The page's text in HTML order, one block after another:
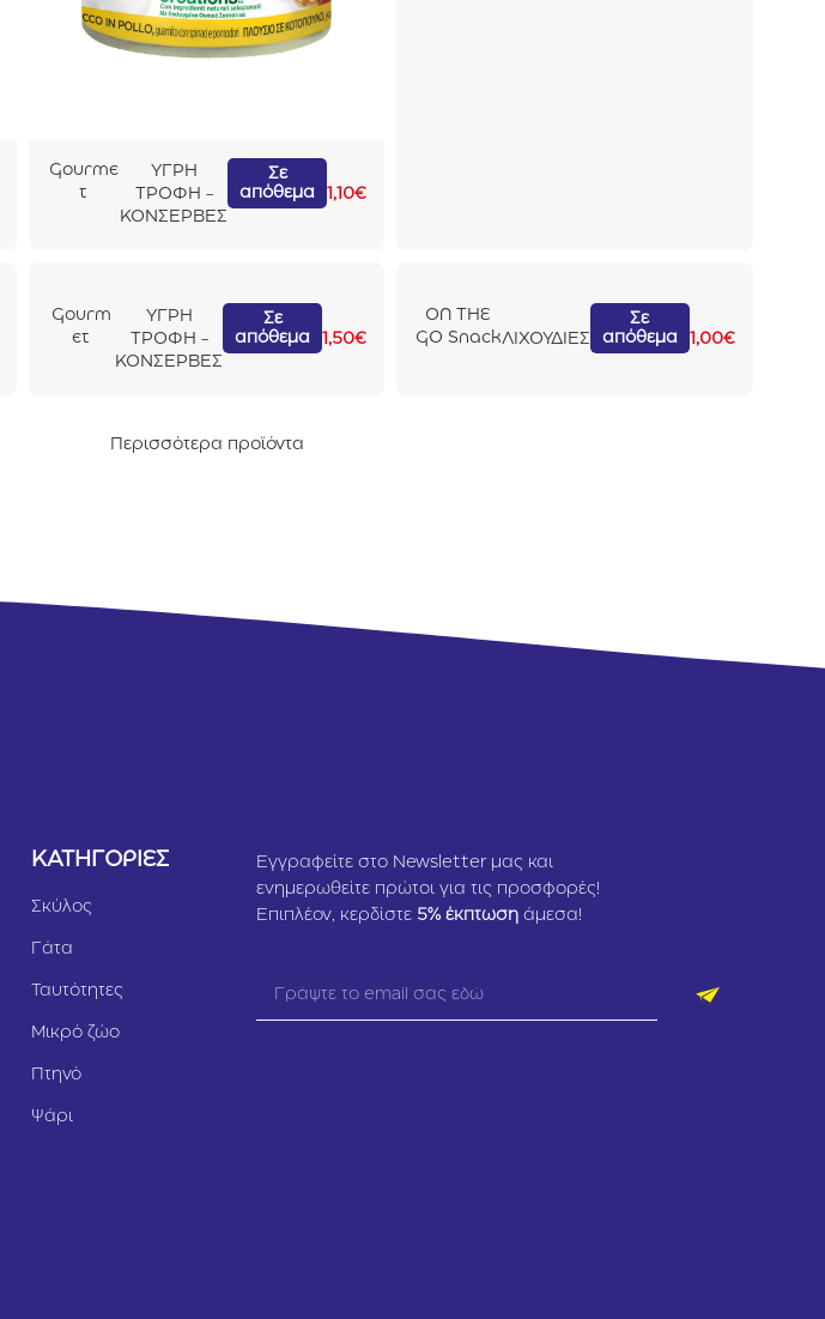
Gourme
t
ΥΓΡΗ
ΤΡΟΦΗ -
ΚΟΝΣΕΡΒΕΣ
Σε
απόθεμα
1,10€
Gourm
et
ΥΓΡΗ
ΤΡΟΦΗ -
ΚΟΝΣΕΡΒΕΣ
Σε
απόθεμα
1,50€
ON THE
GO SnackΛΙΧΟΥΔΙΕΣ
Σε
απόθεμα
1,00€
Περισσότερα προϊόντα
ΚΑΤΗΓΟΡΙΕΣ
Σκύλος
Γάτα
Ταυτότητες
Μικρό ζώο
Πτηνό
Ψάρι
Εγγραφείτε στο Newsletter μας και
ενημερωθείτε πρώτοι για τις προσφορές!
Επιπλέον, κερδίστε 5% έκπτωση άμεσα!